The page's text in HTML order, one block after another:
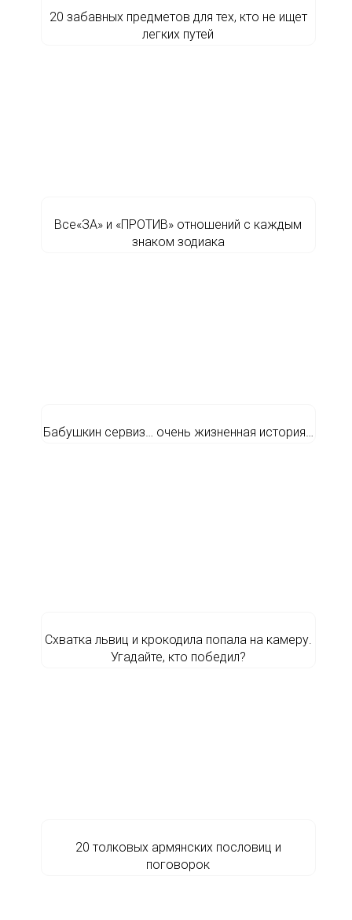
20 забавных предметов для тех, кто не ищет
легких путей
Все«ЗА» и «ПРОТИВ» отношений с каждым
знаком зодиака
Бабушкин сервиз… очень жизненная история…
Схватка львиц и крокодила попала на камеру.
Угадайте, кто победил?
20 толковых армянских пословиц и
поговорок